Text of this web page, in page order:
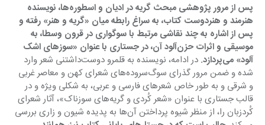
پس از مرور پژوهشی مبحث گریه در ادیان و اسطوره‌ها، نویسنده
هنرمند و هنردوست کتاب، به سراغ رابطه میان «گریه و هنر» رفته و
پس از اشاره به چند نقاشی مرتبط با سوگواری در قرون وسطا، به
موسیقی و اثرات حزن‌آلود آن، در جستاری با عنوان «سوزهای اشک
آلود» می‌پردازد.
در ادامه، نویسنده به قلمرو دوست‌داشتنی شعر وارد
شده و ضمن مرور گذرای سوگ‌سروده‌های شعرای کهن و معاصر غربی
و شرقی و به طور خاص شعرهای فارسی و عربی، به شکلی ویژه و در
قالب جستاری با عنوان «شعر کُردی و گریه‌های سوزناک»، آثار شعرای
کُردزبان را، از منظر شیوه پرداختن آن‌ها به پدیده شیون و زاری بررسی